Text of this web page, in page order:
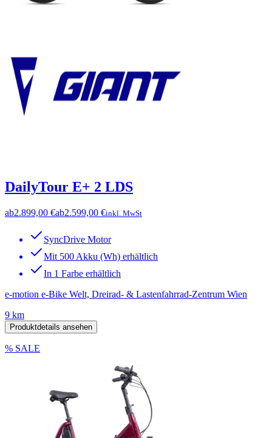
DailyTour E+ 2 LDS
ab2.899,00 €ab2.599,00 €inkl. MwSt
SyncDrive Motor
Mit 500 Akku (Wh) erhältlich
In 1 Farbe erhältlich
e-motion e-Bike Welt, Dreirad- & Lastenfahrrad-Zentrum Wien
9 km
Produktdetails ansehen
% SALE